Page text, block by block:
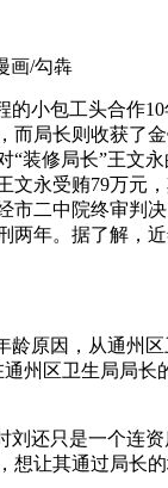
画/勾犇
的小包工头合作
而局长则收获了
“装修局长”王文
文永受贿79万元
市二中院终审判
两年。据了解，
龄原因，从通州
州区卫生局局长
刘还只是一个连
想让其通过局长